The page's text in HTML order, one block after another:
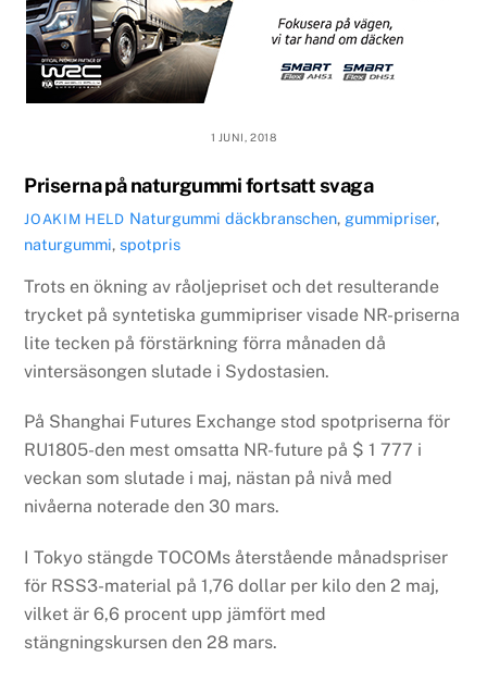
1 JUNI, 2018
Priserna på naturgummi fortsatt svaga
JOAKIM HELD Naturgummi däckbranschen, gummipriser,
naturgummi,spotpris
Trots en ökning av råoljepriset och det resulterande
trycket på syntetiska gummipriser visade NR-priserna
lite tecken på förstärkning förra månaden då
vintersäsongen slutade i Sydostasien.
På Shanghai Futures Exchange stod spotpriserna för
RU1805-den mest omsatta NR-future på $ 1 777 i
veckan som slutade i maj, nästan på nivå med
nivåerna noterade den 30 mars.
I Tokyo stängde TOCOMs återstående månadspriser
för RSS3-material på 1,76 dollar per kilo den 2 maj,
vilket är 6,6 procent upp jämfört med
stängningskursen den 28 mars.